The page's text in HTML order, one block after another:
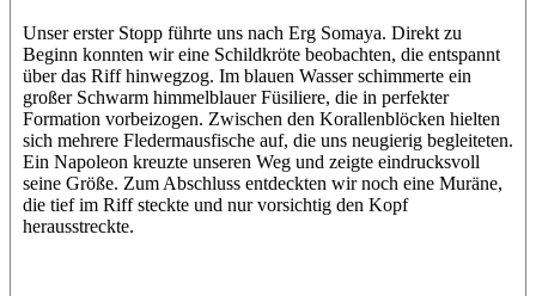
Unser erster Stopp führte uns nach Erg Somaya. Direkt zu
Beginn konnten wir eine Schildkröte beobachten, die entspannt
über das Riff hinwegzog. Im blauen Wasser schimmerte ein
großer Schwarm himmelblauer Füsiliere, die in perfekter
Formation vorbeizogen. Zwischen den Korallenblöcken hielten
sich mehrere Fledermausfische auf, die uns neugierig begleiteten.
Ein Napoleon kreuzte unseren Weg und zeigte eindrucksvoll
seine Größe. Zum Abschluss entdeckten wir noch eine Muräne,
die tief im Riff steckte und nur vorsichtig den Kopf
herausstreckte.